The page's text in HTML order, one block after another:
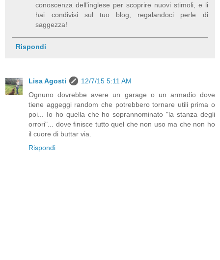
conoscenza dell'inglese per scoprire nuovi stimoli, e li
hai condivisi sul tuo blog, regalandoci perle di
saggezza!
Rispondi
Lisa Agosti
12/7/15 5:11 AM
Ognuno dovrebbe avere un garage o un armadio dove
tiene aggeggi random che potrebbero tornare utili prima o
poi... Io ho quella che ho soprannominato "la stanza degli
orrori"... dove finisce tutto quel che non uso ma che non ho
il cuore di buttar via.
Rispondi